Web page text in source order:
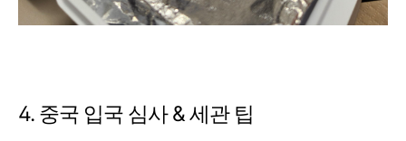
4. 중국 입국 심사 & 세관 팁